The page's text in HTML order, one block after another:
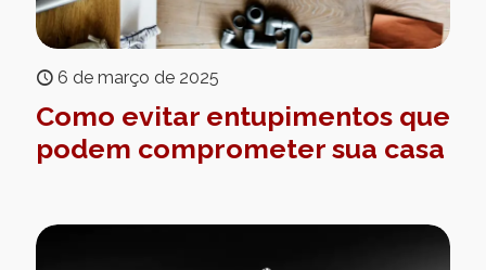
6 de março de 2025
Como evitar entupimentos que
podem comprometer sua casa